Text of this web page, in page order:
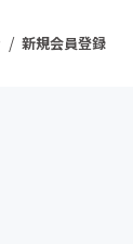
/ 新規会員登録